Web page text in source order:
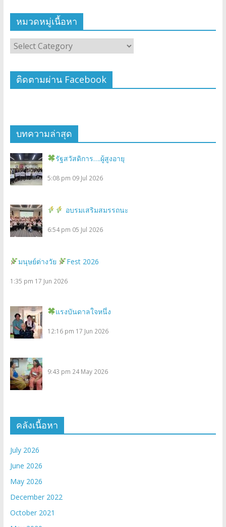
หมวดหมู่เนื้อหา
ติดตามผ่าน Facebook
บทความล่าสุด
รัฐสวัสดิการ….ผู้สูงอายุ
5:08 pm 09 Jul 2026
อบรมเสริมสมรรถนะ
6:54 pm 05 Jul 2026
มนุษย์ต่างวัย Fest 2026
1:35 pm 17 Jun 2026
แรงบันดาลใจหนึ่ง
12:16 pm 17 Jun 2026
9:43 pm 24 May 2026
คลังเนื้อหา
July 2026
June 2026
May 2026
December 2022
October 2021